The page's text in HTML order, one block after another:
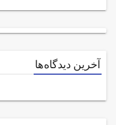
آخرین دیدگاه‌ها